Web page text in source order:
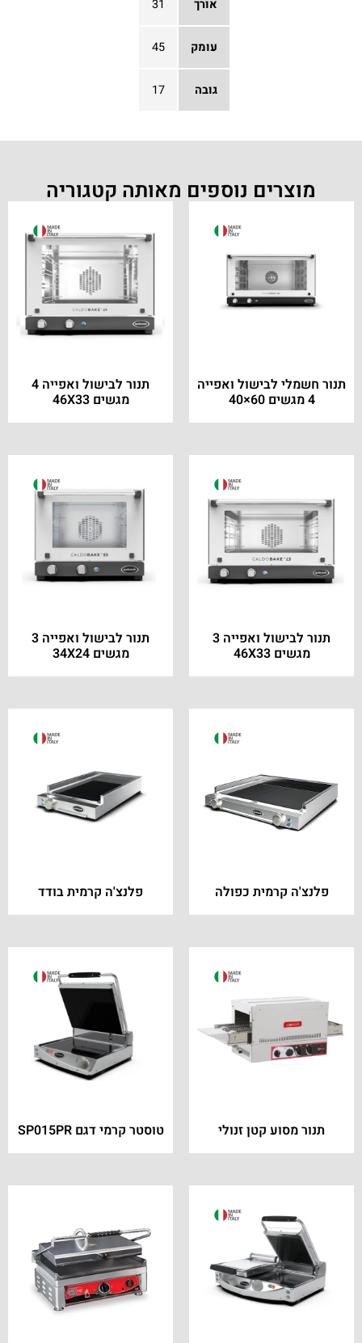
אורך 31
עומק 45
גובה 17
מוצרים נוספים מאותה קטגוריה
תנור חשמלי לבישול ואפייה תנור לבישול ואפייה 4
מגשים 46X33
תנור לבישול ואפייה 3
מגשים 46X33
תנור לבישול ואפייה 3
מגשים 34X24
פלנצ'ה קרמית כפולה פלנצ'ה קרמית בודד
תנור מסוע קטן זנולי טוסטר קרמי דגם SP015PR